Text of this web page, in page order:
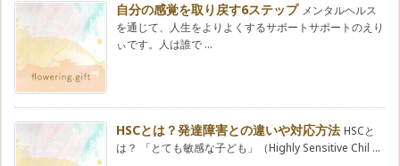
自分の感覚を取り戻す6ステップ メンタルヘルス
を通じて、人生をよりよくするサポートサポートのえり
ぃです。人は誰で ...
HSCとは？発達障害との違いや対応方法 HSCと
は？ 「とても敏感な子ども」（Highly Sensitive Chil ...